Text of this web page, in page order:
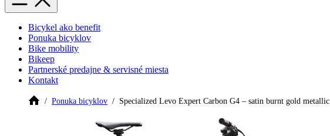
Bicykel ako benefit
Ponuka bicyklov
Bike mobility
Bikeep
Partnerské predajne & servisné miesta
Kontakt
Ponuka bicyklov Specialized Levo Expert Carbon G4 – satin burnt gold metallic